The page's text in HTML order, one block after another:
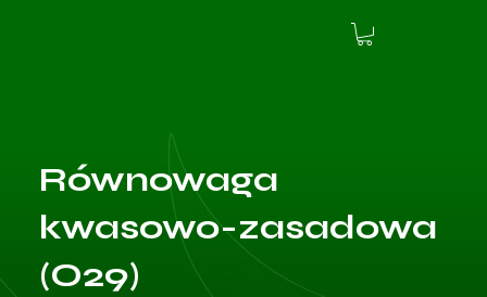
Równowaga
kwasowo-zasadowa
(O29)